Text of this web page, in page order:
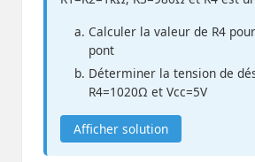
Calculer la valeur de R4
pont
Déterminer la tension de
R4=1020Ω et Vcc=5V
Afficher solution